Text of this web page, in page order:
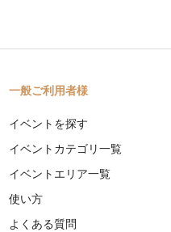
一般ご利用者様
イベントを探す
イベントカテゴリ一覧
イベントエリア一覧
使い方
よくある質問